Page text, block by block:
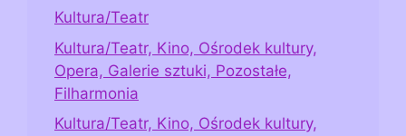
Kultura/Teatr
Kultura/Teatr, Kino, Ośrodek kultury,
Opera, Galerie sztuki, Pozostałe,
Filharmonia
Kultura/Teatr, Kino, Ośrodek kultury,